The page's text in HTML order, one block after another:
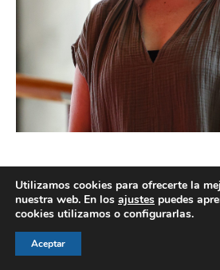
© AEGH - Todos los derechos
Aviso legal
Utilizamos cookies para ofrecerte la
nuestra web. En los ajustes puedes
cookies utilizamos o configurarlas.
Aceptar